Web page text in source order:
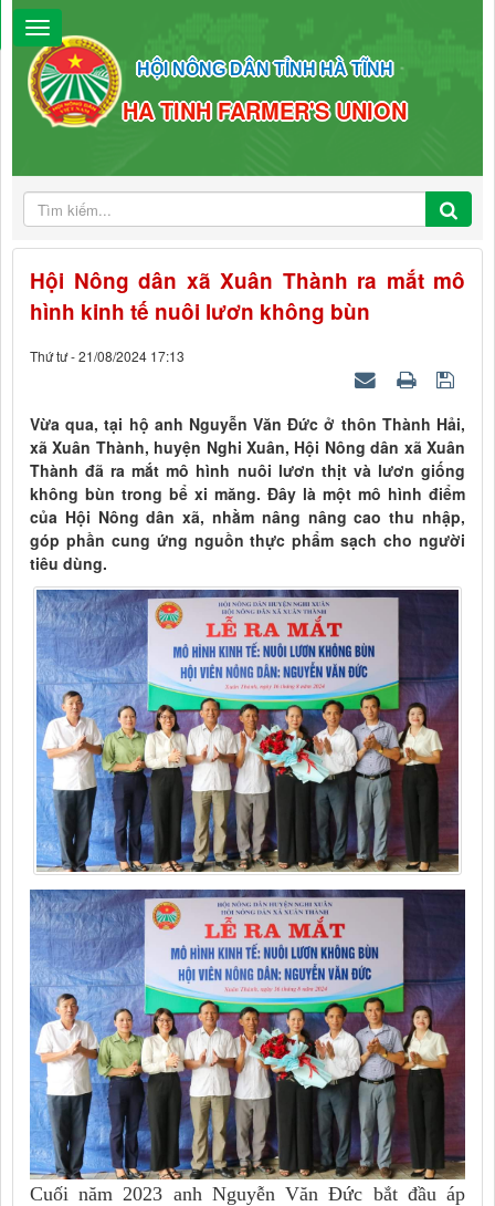
HỘI NÔNG DÂN TỈNH HÀ TĨNH
HA TINH FARMER'S UNION
Hội Nông dân xã Xuân Thành ra mắt mô
hình kinh tế nuôi lươn không bùn
Thứ tư - 21/08/2024 17:13
Vừa qua, tại hộ anh Nguyễn Văn Đức ở thôn Thành Hải,
xã Xuân Thành, huyện Nghi Xuân, Hội Nông dân xã Xuân
Thành đã ra mắt mô hình nuôi lươn thịt và lươn giống
không bùn trong bể xi măng. Đây là một mô hình điểm
của Hội Nông dân xã, nhằm nâng nâng cao thu nhập,
góp phần cung ứng nguồn thực phẩm sạch cho người
tiêu dùng.
Cuối năm 2023 anh Nguyễn Văn Đức bắt đầu áp